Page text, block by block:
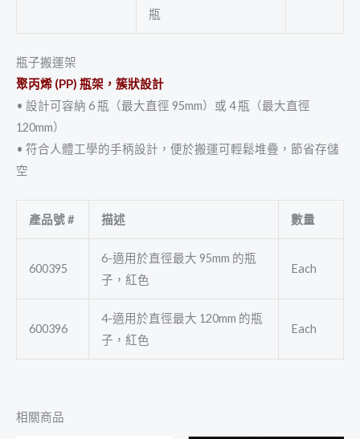
瓶
瓶子搬運架
聚丙烯 (PP) 瓶架，簇狀設計
• 設計可容納 6 瓶（最大直徑 95mm）或 4 瓶（最大直徑
120mm）
• 符合人體工學的手柄設計，便於搬運可輕鬆堆疊，節省存儲
空
產品號# 描述 數量
600395
6-適用於直徑最大 95mm 的瓶
子，紅色
Each
600396
4-適用於直徑最大 120mm 的瓶
子，紅色
Each
相關商品